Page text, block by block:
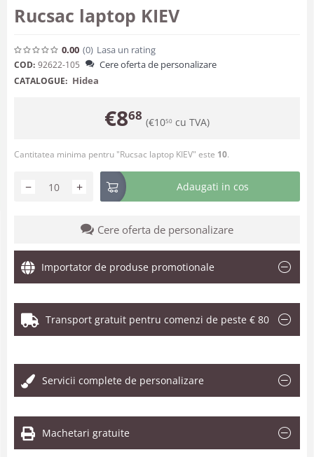
Rucsac laptop KIEV
0.00 (0) Lasa un rating
COD: 92622-105 Cere oferta de personalizare
CATALOGUE: Hidea
€868 (€1050 cu TVA)
Cantitatea minima pentru "Rucsac laptop KIEV" este 10.
+
− Adaugati in cos
Cere oferta de personalizare
Importator de produse promotionale
Transport gratuit pentru comenzi de peste € 80
Servicii complete de personalizare
Machetari gratuite